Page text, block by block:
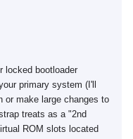
locked bootloader
primary system (I'll
make large changes to
treats as a "2nd
ROM slots located